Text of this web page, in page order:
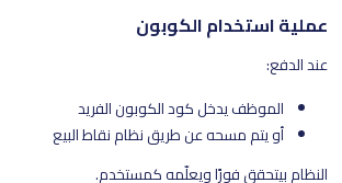
عملية استخدام الكوبون
عند الدفع:
الموظف يدخل كود الكوبون الفريد
أو يتم مسحه عن طريق نظام نقاط البيع
النظام بيتحقق فورًا ويعلّمه كمستخدم.